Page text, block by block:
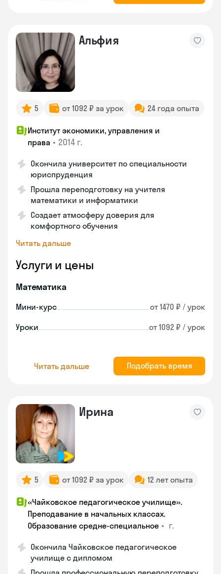
Альфия
5 от 1092 ₽ за урок 24 года опыта
Институт экономики, управления и
права • 2014 г.
Окончила университет по специальности
юриспруденция
Прошла переподготовку на учителя
математики и информатики
Создает атмосферу доверия для
комфортного обучения
Читать дальше
Услуги и цены
Математика
Мини-курс от 1470 ₽ / урок
Уроки от 1092 ₽ / урок
Читать дальше Подобрать время
Ирина
5 от 1092 ₽ за урок 12 лет опыта
«Чайковское педагогическое училище».
Преподавание в начальных классах.
Образование средне-специальное • г.
Окончила Чайковское педагогическое
училище с дипломом